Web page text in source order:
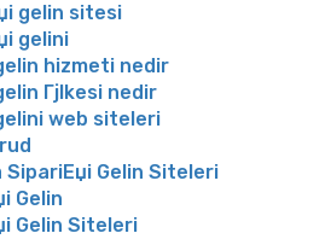
gelin sitesi
gelini
hizmeti nedir
Гјlkesi nedir
web siteleri
SipariЕџi Gelin Siteleri
Gelin
Gelin Siteleri